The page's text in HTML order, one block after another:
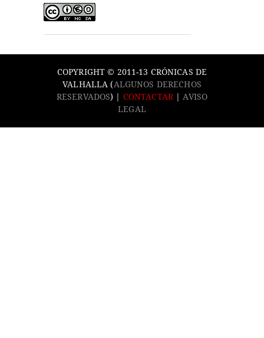
COPYRIGHT © 2011-13 CRÓNICAS DE
VALHALLA (ALGUNOS DERECHOS
RESERVADOS) | CONTACTAR | AVISO
LEGAL